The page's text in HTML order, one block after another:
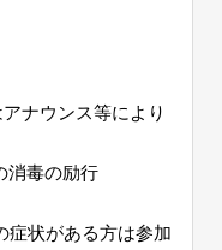
ナウンス等により
消毒の励行
状がある方は参加